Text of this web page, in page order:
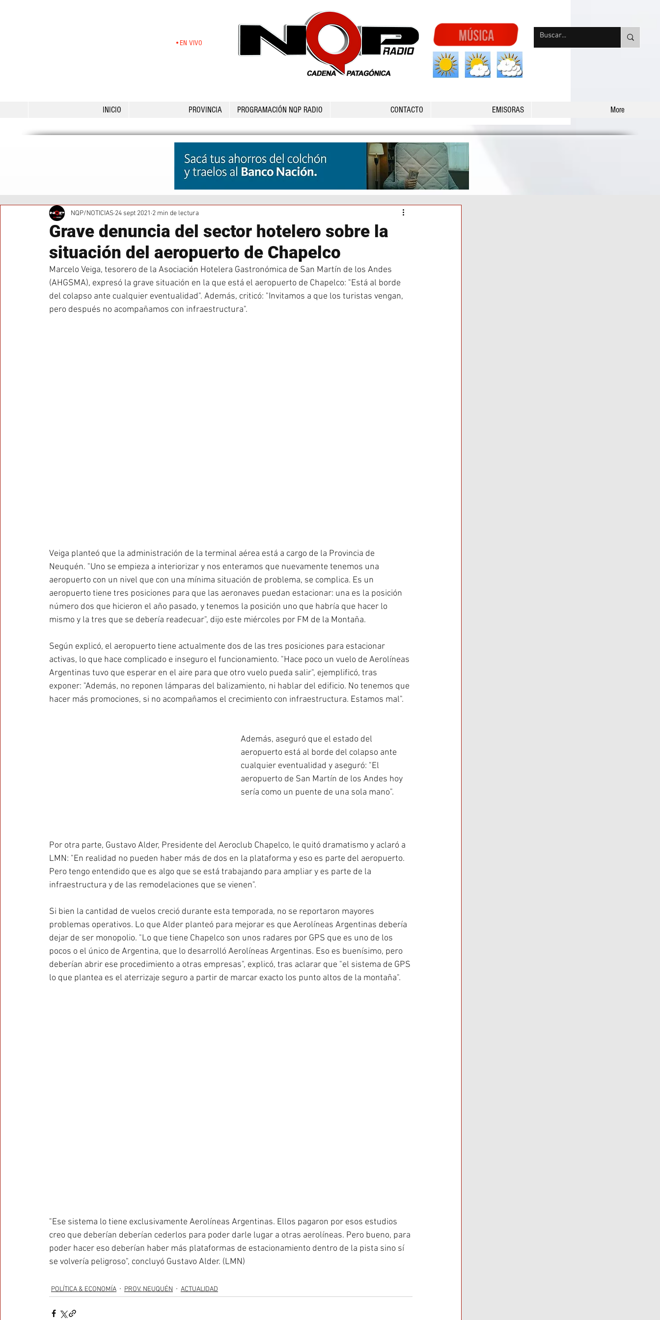
•EN VIVO
INICIO PROVINCIA PROGRAMACIÓN NQP RADIO CONTACTO EMISORAS More
Grave denuncia del sector hotelero sobre la
situación del aeropuerto de Chapelco
NQP/NOTICIAS 24 sept 2021 2 min de lectura
Marcelo Veiga, tesorero de la Asociación Hotelera Gastronómica de San Martín de los Andes
(AHGSMA), expresó la grave situación en la que está el aeropuerto de Chapelco: "Está al borde
del colapso ante cualquier eventualidad". Además, criticó: "Invitamos a que los turistas vengan,
pero después no acompañamos con infraestructura".
Veiga planteó que la administración de la terminal aérea está a cargo de la Provincia de
Neuquén. "Uno se empieza a interiorizar y nos enteramos que nuevamente tenemos una
aeropuerto con un nivel que con una mínima situación de problema, se complica. Es un
aeropuerto tiene tres posiciones para que las aeronaves puedan estacionar: una es la posición
número dos que hicieron el año pasado, y tenemos la posición uno que habría que hacer lo
mismo y la tres que se debería readecuar", dijo este miércoles por FM de la Montaña.
Según explicó, el aeropuerto tiene actualmente dos de las tres posiciones para estacionar
activas, lo que hace complicado e inseguro el funcionamiento. "Hace poco un vuelo de Aerolíneas
Argentinas tuvo que esperar en el aire para que otro vuelo pueda salir", ejemplificó, tras
exponer: "Además, no reponen lámparas del balizamiento, ni hablar del edificio. No tenemos que
hacer más promociones, si no acompañamos el crecimiento con infraestructura. Estamos mal".
Además, aseguró que el estado del
aeropuerto está al borde del colapso ante
cualquier eventualidad y aseguró: "El
aeropuerto de San Martín de los Andes hoy
sería como un puente de una sola mano".
Por otra parte, Gustavo Alder, Presidente del Aeroclub Chapelco, le quitó dramatismo y aclaró a
LMN: "En realidad no pueden haber más de dos en la plataforma y eso es parte del aeropuerto.
Pero tengo entendido que es algo que se está trabajando para ampliar y es parte de la
infraestructura y de las remodelaciones que se vienen".
Si bien la cantidad de vuelos creció durante esta temporada, no se reportaron mayores
problemas operativos. Lo que Alder planteó para mejorar es que Aerolíneas Argentinas debería
dejar de ser monopolio. "Lo que tiene Chapelco son unos radares por GPS que es uno de los
pocos o el único de Argentina, que lo desarrolló Aerolíneas Argentinas. Eso es buenísimo, pero
deberían abrir ese procedimiento a otras empresas", explicó, tras aclarar que "el sistema de GPS
lo que plantea es el aterrizaje seguro a partir de marcar exacto los punto altos de la montaña".
"Ese sistema lo tiene exclusivamente Aerolíneas Argentinas. Ellos pagaron por esos estudios
creo que deberían deberían cederlos para poder darle lugar a otras aerolíneas. Pero bueno, para
poder hacer eso deberían haber más plataformas de estacionamiento dentro de la pista sino sí
se volvería peligroso", concluyó Gustavo Alder. (LMN)
POLÍTICA & ECONOMÍA PROV. NEUQUÉN ACTUALIDAD